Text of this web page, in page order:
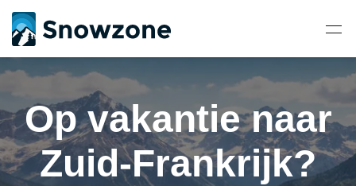
Op vakantie naar
Zuid-Frankrijk?